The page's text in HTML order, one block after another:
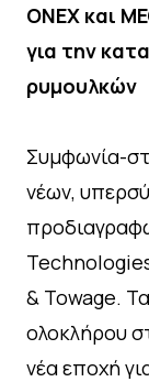
ONEX και
για την
ρυμουλκών
Συμφωνία-
νέων,
& Towage.
ολοκλήρου
νέα εποχή